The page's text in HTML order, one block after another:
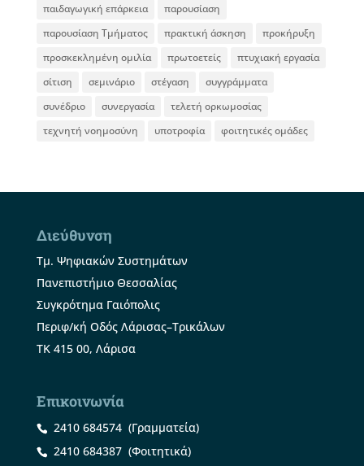
παιδαγωγική επάρκεια
παρουσίαση
παρουσίαση Τμήματος
πρακτική άσκηση
προκήρυξη
προσκεκλημένη ομιλία
πρωτοετείς
πτυχιακή εργασία
σίτιση
σεμινάριο στέγαση
συγγράμματα
συνέδριο
συνεργασία
τελετή ορκωμοσίας
τεχνητή νοημοσύνη
υποτροφία φοιτητικές ομάδες
Διεύθυνση
Τμ. Ψηφιακών Συστημάτων
Πανεπιστήμιο Θεσσαλίας
Συγκρότημα Γαιόπολις
Περιφ/κή Οδός Λάρισας–Τρικάλων
ΤΚ 415 00, Λάρισα
Επικοινωνία
2410 684574(Γραμματεία)
2410 684387(Φοιτητικά)